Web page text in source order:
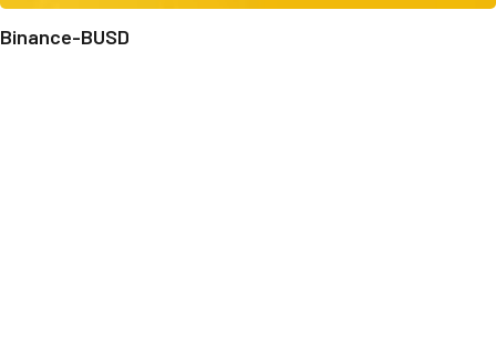
Binance-BUSD